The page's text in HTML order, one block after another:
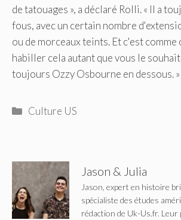
de tatouages », a déclaré Rolli. « Il a
fous, avec un certain nombre
ou de morceaux teints. Et c'est comme
habiller cela autant que vous le
toujours Ozzy Osbourne en dessous. »
Catégories
Culture US
Jason & Julia
Jason, expert en histoire
spécialiste des études
rédaction de Uk-Us.fr. Leur